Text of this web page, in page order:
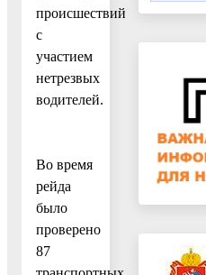
происшествий
с
участием
нетрезвых
водителей.
Во время
рейда
было
проверено
87